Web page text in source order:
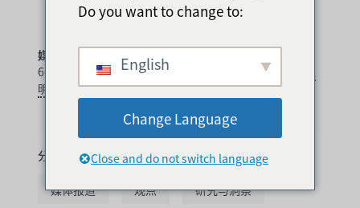
媒体联系人：
Tracy Schneider，206 962
6698，
Tracy.Schneider@MG2.com
查看我们的情况说
明书
分类目录 所有 公告 奖项与排名
媒体报道 观点 研究与洞察
Do you want to change to:
English
Change Language
Close and do not switch language